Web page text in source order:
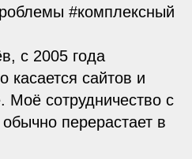
#комплексный
с 2005 года
касается сайтов и
Моё сотрудничество с
перерастает в